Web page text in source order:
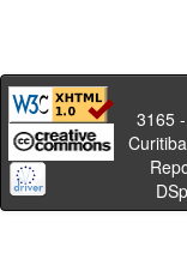
Av.
3165